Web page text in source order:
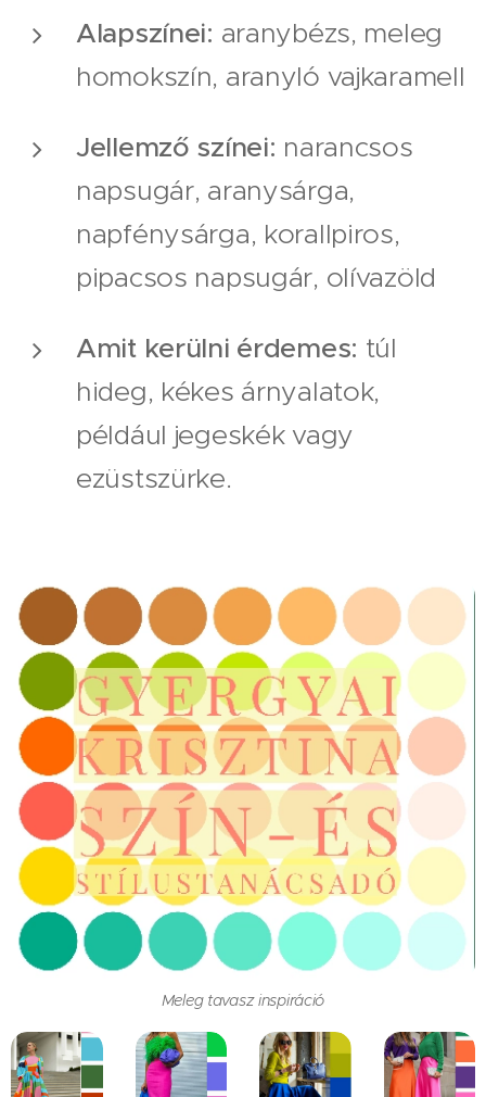
Alapszínei: aranybézs, meleg
homokszín, aranyló vajkaramell
Jellemző színei: narancsos
napsugár, aranysárga,
napfénysárga, korallpiros,
pipacsos napsugár, olívazöld
Amit kerülni érdemes: túl
hideg, kékes árnyalatok,
például jegeskék vagy
ezüstszürke.
Meleg tavasz inspiráció